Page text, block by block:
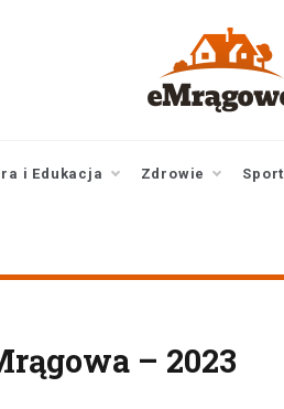
newsy
i Edukacja Zdrowie Sport
– 2023